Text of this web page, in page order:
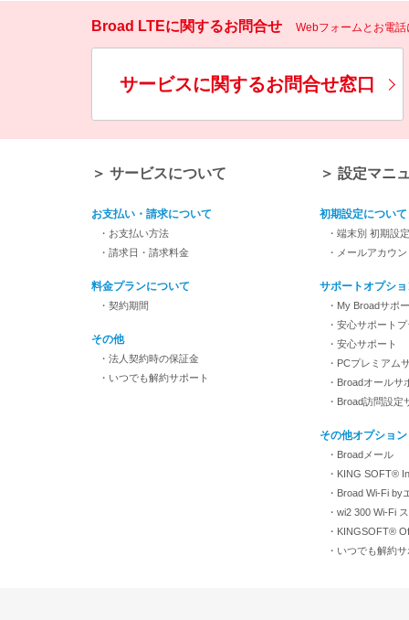
Broad LTEに関するお問合せ Webフォームとお電
サービスに関するお問合せ窓口
＞ サービスについて
お支払い・請求について
・お支払い方法
・請求日・請求料金
料金プランについて
・契約期間
その他
・法人契約時の保証金
・いつでも解約サポート
＞ 設定マニ
初期設定について
・端末別 初期設定
・メールアカウ
サポートオプシ
・My Broadサポ
・安心サポート
・安心サポート
・PCプレミアム
・Broadオールサ
・Broad訪問設定
その他オプション
・Broadメール
・KING SOFT®
・Broad Wi-Fi by
・wi2 300 Wi-Fi
・KINGSOFT®
・いつでも解約